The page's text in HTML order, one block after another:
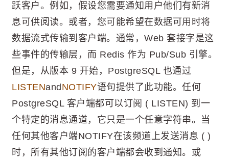
跃客户。例如，假设您需要通知用户他们有新消
息可供阅读。或者，您可能希望在数据可用时将
数据流式传输到客户端。通常，Web 套接字是这
些事件的传输层，而 Redis 作为 Pub/Sub 引擎。
但是，从版本 9 开始，PostgreSQL 也通过
LISTENand NOTIFY语句提供了此功能。任何
PostgreSQL 客户端都可以订阅 ( LISTEN) 到一
个特定的消息通道，它只是一个任意字符串。当
任何其他客户端NOTIFY在该频道上发送消息 ( )
时，所有其他订阅的客户端都会收到通知。或